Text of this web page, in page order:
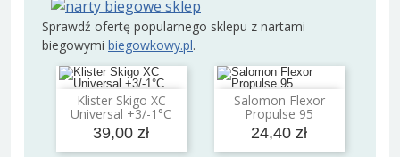
Sprawdź ofertę popularnego sklepu z nartami
biegowymi biegowkowy.pl.
Klister Skigo XC
Universal +3/-1°C
39,00 zł
Dodaj do koszyka Salomon Flexor
Propulse 95
24,40 zł
Dodaj do koszyka